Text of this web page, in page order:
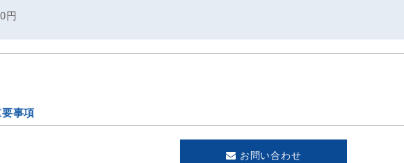
円
事項
お問い合わせ